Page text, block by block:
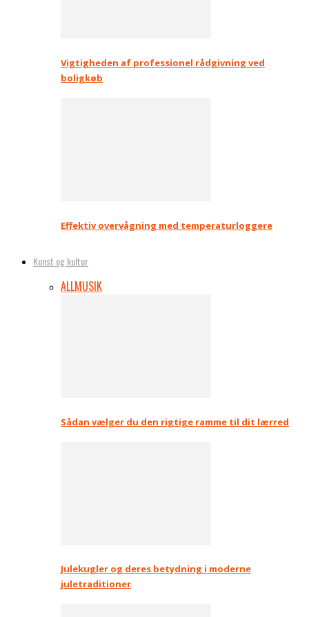
Vigtigheden af professionel rådgivning ved
boligkøb
Effektiv overvågning med temperaturloggere
Kunst og kultur
ALLMUSIK
Sådan vælger du den rigtige ramme til dit lærred
Julekugler og deres betydning i moderne
juletraditioner